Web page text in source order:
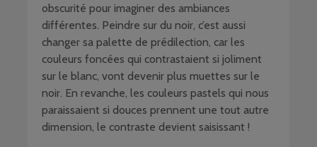
obscurité pour imaginer des ambiances
différentes. Peindre sur du noir, c’est aussi
changer sa palette de prédilection, car les
couleurs foncées qui contrastaient si joliment
sur le blanc, vont devenir plus muettes sur le
noir. En revanche, les couleurs pastels qui nous
paraissaient si douces prennent une tout autre
dimension, le contraste devient saisissant !